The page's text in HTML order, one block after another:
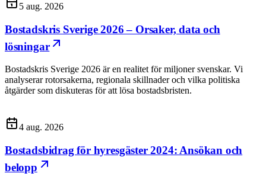
5 aug. 2026
Bostadskris Sverige 2026 – Orsaker, data och
lösningar
Bostadskris Sverige 2026 är en realitet för miljoner svenskar. Vi
analyserar rotorsakerna, regionala skillnader och vilka politiska
åtgärder som diskuteras för att lösa bostadsbristen.
4 aug. 2026
Bostadsbidrag för hyresgäster 2024: Ansökan och
belopp